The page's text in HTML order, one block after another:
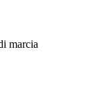
marcia